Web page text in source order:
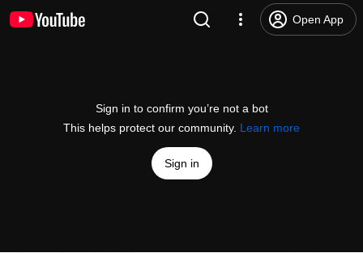
Open App
Sign in to confirm you’re not a bot
This helps protect our community. Learn more
Sign in